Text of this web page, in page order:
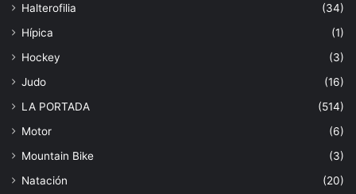
Halterofilia
(34)
Hípica
(1)
Hockey
(3)
Judo
(16)
LA PORTADA
(514)
Motor
(6)
Mountain Bike
(3)
Natación
(20)